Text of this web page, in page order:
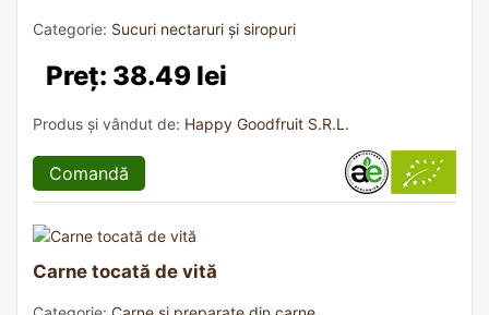
Categorie: Sucuri nectaruri și siropuri
Preț: 38.49 lei
Produs și vândut de: Happy Goodfruit S.R.L.
Comandă
Carne tocată de vită